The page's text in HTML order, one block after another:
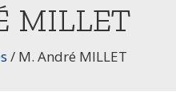
MILLET
/ M. André MILLET